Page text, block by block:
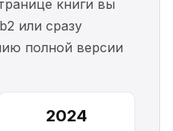
книги вы
или сразу
полной версии
2024